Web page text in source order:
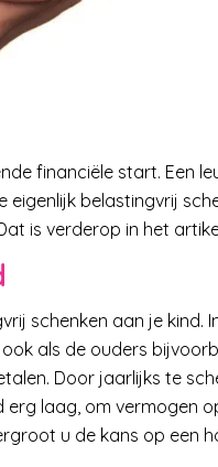
financiële start. Een
belastingvrij
is verderop in het
schenken aan je kind.
als de ouders
Door jaarlijks te
laag, om vermogen
u de kans op een